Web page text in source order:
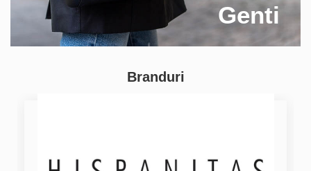
Genti
Branduri